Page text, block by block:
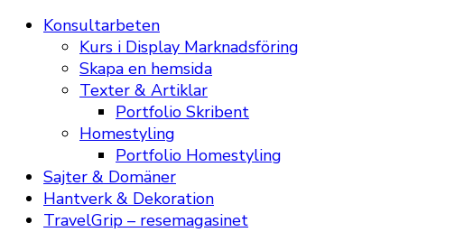
Konsultarbeten
Kurs i Display Marknadsföring
Skapa en hemsida
Texter & Artiklar
Portfolio Skribent
Homestyling
Portfolio Homestyling
Sajter & Domäner
Hantverk & Dekoration
TravelGrip – resemagasinet